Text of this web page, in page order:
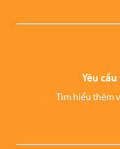
Yêu
Tìm hiểu thêm